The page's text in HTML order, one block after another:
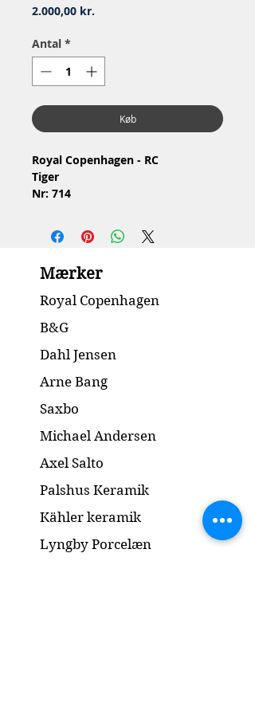
2.000,00 kr.
Antal *
Køb
Royal Copenhagen - RC
Tiger
Nr: 714
Design: Lauritz Jensen
3.Quality, see pictures with glaze
med glasurfejl
Condition: No chip or cracks /
Ingen skår eller revner
Dimension: H14 x 31 cm
Mærker
Royal Copenhagen
B&G
Dahl Jensen
Arne Bang
Saxbo
Michael Andersen
Axel Salto
Palshus Keramik
Kähler keramik
Lyngby Porcelæn